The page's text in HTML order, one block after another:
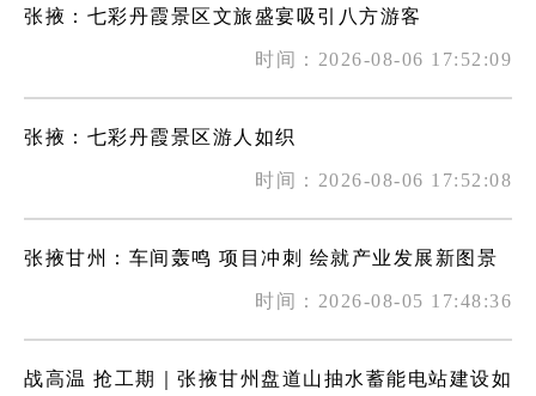
张掖：七彩丹霞景区文旅盛宴吸引八方游客
时间：2026-08-06 17:52:09
张掖：七彩丹霞景区游人如织
时间：2026-08-06 17:52:08
张掖甘州：车间轰鸣 项目冲刺 绘就产业发展新图景
时间：2026-08-05 17:48:36
战高温 抢工期｜张掖甘州盘道山抽水蓄能电站建设如